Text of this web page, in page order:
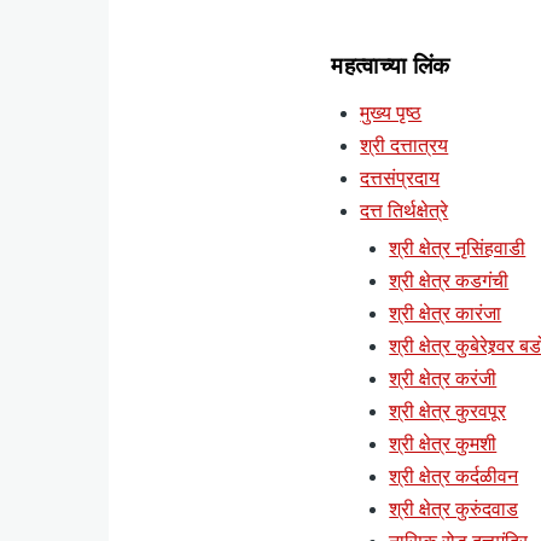
महत्वाच्या लिंक
मुख्य पृष्ठ
श्री दत्तात्रय
दत्तसंप्रदाय
दत्त तिर्थक्षेत्रे
श्री क्षेत्र नृसिंहवाडी
श्री क्षेत्र कडगंची
श्री क्षेत्र कारंजा
श्री क्षेत्र कुबेरेश्र्वर
श्री क्षेत्र करंजी
श्री क्षेत्र कुरवपूर
श्री क्षेत्र कुमशी
श्री क्षेत्र कर्दळीवन
श्री क्षेत्र कुरुंदवाड